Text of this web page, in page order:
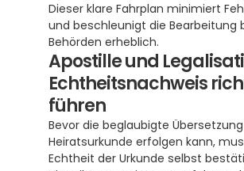
Dieser klare Fahrplan minimiert
und beschleunigt die Bearbeitung
Behörden erheblich.
Apostille und
Echtheitsnachweis
führen
Bevor die beglaubigte
Heiratsurkunde erfolgen kann,
Echtheit der Urkunde selbst